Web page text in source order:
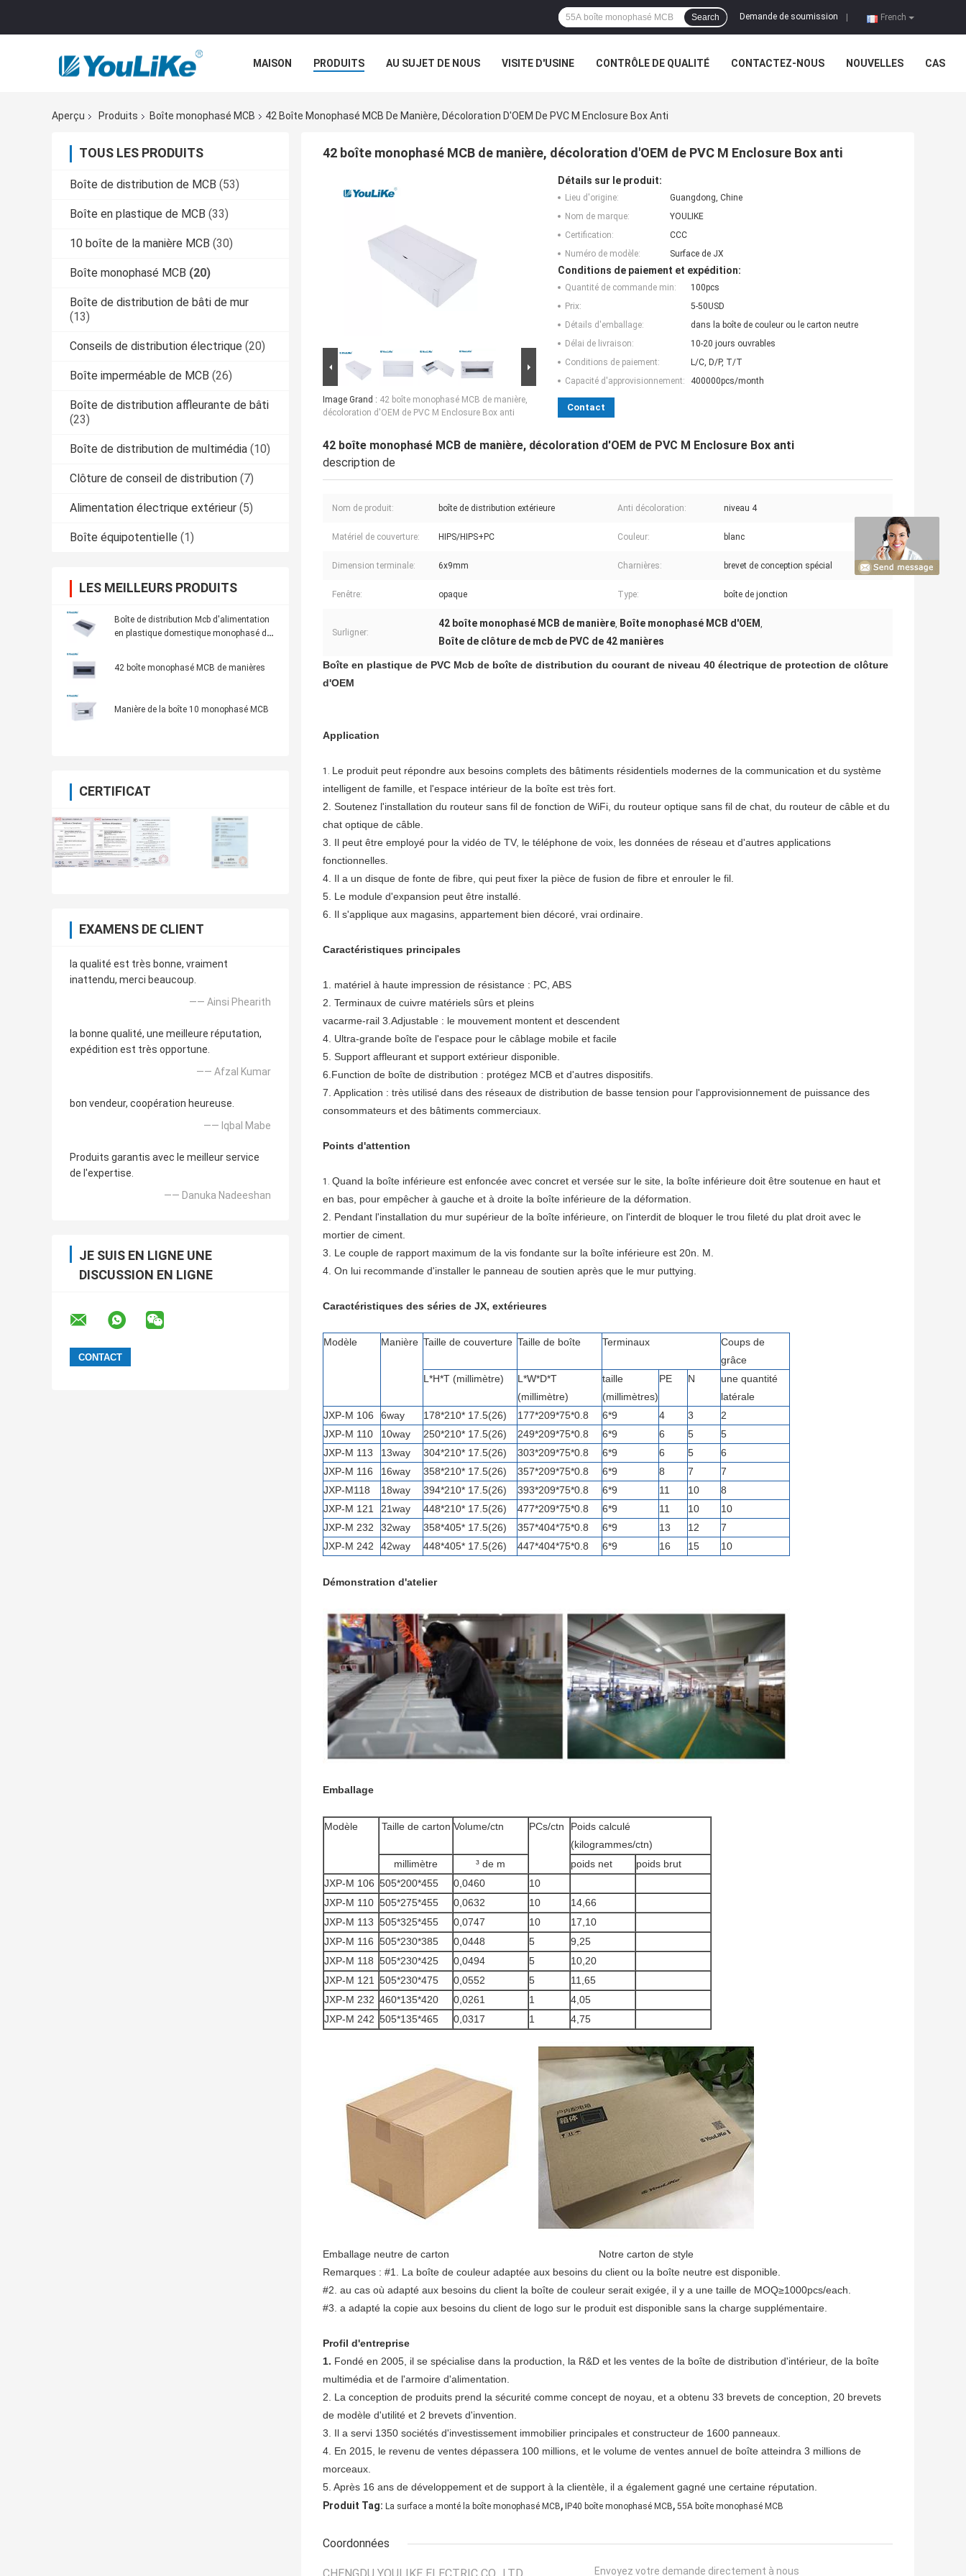
French
Demande de soumission
Search
MAISON PRODUITS AU SUJET DE NOUS VISITE D'USINE CONTRÔLE DE QUALITÉ CONTACTEZ-NOUS NOUVELLES CAS
Aperçu Produits Boîte monophasé MCB 42 Boîte Monophasé MCB De Manière, Décoloration D'OEM De PVC M Enclosure Box Anti
TOUS LES PRODUITS
Boîte de distribution de MCB (53)
Boîte en plastique de MCB (33)
10 boîte de la manière MCB (30)
Boîte monophasé MCB (20)
Boîte de distribution de bâti de mur
(13)
Conseils de distribution électrique (20)
Boîte imperméable de MCB (26)
Boîte de distribution affleurante de bâti
(23)
Boîte de distribution de multimédia (10)
Clôture de conseil de distribution (7)
Alimentation électrique extérieur (5)
Boîte équipotentielle (1)
LES MEILLEURS PRODUITS
Boîte de distribution Mcb d'alimentation
en plastique domestique monophasé de
42 boîte monophasé MCB de manières
Manière de la boîte 10 monophasé MCB
CERTIFICAT
EXAMENS DE CLIENT
la qualité est très bonne, vraiment
inattendu, merci beaucoup.
—— Ainsi Phearith
la bonne qualité, une meilleure réputation,
expédition est très opportune.
—— Afzal Kumar
bon vendeur, coopération heureuse.
—— Iqbal Mabe
Produits garantis avec le meilleur service
de l'expertise.
—— Danuka Nadeeshan
JE SUIS EN LIGNE UNE
DISCUSSION EN LIGNE
42 boîte monophasé MCB de manière, décoloration d'OEM de PVC M Enclosure Box anti
Image Grand : 42 boîte monophasé MCB de manière,
décoloration d'OEM de PVC M Enclosure Box anti
Détails sur le produit:
Lieu d'origine:
Guangdong, Chine
Nom de marque:
YOULIKE
Certification:
CCC
Numéro de modèle:
Surface de JX
Conditions de paiement et expédition:
Quantité de commande min:
100pcs
Prix:
5-50USD
Détails d'emballage:
dans la boîte de couleur ou le carton neutre
Délai de livraison:
10-20 jours ouvrables
Conditions de paiement:
L/C, D/P, T/T
Capacité d'approvisionnement:
400000pcs/month
Contact
42 boîte monophasé MCB de manière, décoloration d'OEM de PVC M Enclosure Box anti
description de
Nom de produit: boîte de distribution extérieure Anti décoloration: niveau 4
Matériel de couverture: HIPS/HIPS+PC Couleur: blanc
Dimension terminale: 6x9mm Charnières: brevet de conception spécial
Fenêtre: opaque Type: boîte de jonction
Surligner:
42 boîte monophasé MCB de manière, Boîte monophasé MCB d'OEM ,
Boîte de clôture de mcb de PVC de 42 manières
Boîte en plastique de PVC Mcb de boîte de distribution du courant de niveau 40 électrique de protection de clôture
d'OEM
Application
1. Le produit peut répondre aux besoins complets des bâtiments résidentiels modernes de la communication et du système
intelligent de famille, et l'espace intérieur de la boîte est très fort.
2. Soutenez l'installation du routeur sans fil de fonction de WiFi, du routeur optique sans fil de chat, du routeur de câble et du
chat optique de câble.
3. Il peut être employé pour la vidéo de TV, le téléphone de voix, les données de réseau et d'autres applications
fonctionnelles.
4. Il a un disque de fonte de fibre, qui peut fixer la pièce de fusion de fibre et enrouler le fil.
5. Le module d'expansion peut être installé.
6. Il s'applique aux magasins, appartement bien décoré, vrai ordinaire.
Caractéristiques principales
1. matériel à haute impression de résistance : PC, ABS
2. Terminaux de cuivre matériels sûrs et pleins
vacarme-rail 3.Adjustable : le mouvement montent et descendent
4. Ultra-grande boîte de l'espace pour le câblage mobile et facile
5. Support affleurant et support extérieur disponible.
6.Function de boîte de distribution : protégez MCB et d'autres dispositifs.
7. Application : très utilisé dans des réseaux de distribution de basse tension pour l'approvisionnement de puissance des
consommateurs et des bâtiments commerciaux.
Points d'attention
1. Quand la boîte inférieure est enfoncée avec concret et versée sur le site, la boîte inférieure doit être soutenue en haut et
en bas, pour empêcher à gauche et à droite la boîte inférieure de la déformation.
2. Pendant l'installation du mur supérieur de la boîte inférieure, on l'interdit de bloquer le trou fileté du plat droit avec le
mortier de ciment.
3. Le couple de rapport maximum de la vis fondante sur la boîte inférieure est 20n. M.
4. On lui recommande d'installer le panneau de soutien après que le mur puttying.
Caractéristiques des séries de JX, extérieures
Modèle Manière Taille de couverture Taille de boîte Terminaux
Coups de
grâce
L*H*T (millimètre)
L*W*D*T
(millimètre)
taille
(millimètres)
PE N
une quantité
latérale
JXP-M 106
6way 178*210* 17.5(26) 177*209*75*0.8 6*9 4 3
2
JXP-M 110
10way 250*210* 17.5(26) 249*209*75*0.8 6*9 6 5
5
JXP-M 113
13way 304*210* 17.5(26) 303*209*75*0.8 6*9 6 5
6
JXP-M 116
16way 358*210* 17.5(26) 357*209*75*0.8 6*9 8 7
7
JXP-M118
18way 394*210* 17.5(26) 393*209*75*0.8 6*9 11 10
8
JXP-M 121
21way 448*210* 17.5(26) 477*209*75*0.8 6*9 11 10
10
JXP-M 232
32way 358*405* 17.5(26) 357*404*75*0.8 6*9 13 12
7
JXP-M 242
42way 448*405* 17.5(26) 447*404*75*0.8 6*9 16 15 10
Démonstration d'atelier
Emballage
Modèle Taille de carton Volume/ctn PCs/ctn
Poids calculé
(kilogrammes/ctn)
millimètre
³ de m poids net
poids brut
JXP-M 106 505*200*455 0,0460
10
JXP-M 110 505*275*455 0,0632 10
14,66
JXP-M 113 505*325*455 0,0747 10
17,10
JXP-M 116 505*230*385 0,0448 5
9,25
JXP-M 118 505*230*425 0,0494 5
10,20
JXP-M 121 505*230*475 0,0552 5
11,65
JXP-M 232 460*135*420 0,0261 1
4,05
JXP-M 242 505*135*465 0,0317 1 4,75
Emballage neutre de carton Notre carton de style
Remarques : #1. La boîte de couleur adaptée aux besoins du client ou la boîte neutre est disponible.
#2. au cas où adapté aux besoins du client la boîte de couleur serait exigée, il y a une taille de MOQ≥1000pcs/each.
#3. a adapté la copie aux besoins du client de logo sur le produit est disponible sans la charge supplémentaire.
Profil d'entreprise
1. Fondé en 2005, il se spécialise dans la production, la R&D et les ventes de la boîte de distribution d'intérieur, de la boîte
multimédia et de l'armoire d'alimentation.
2. La conception de produits prend la sécurité comme concept de noyau, et a obtenu 33 brevets de conception, 20 brevets
de modèle d'utilité et 2 brevets d'invention.
3. Il a servi 1350 sociétés d'investissement immobilier principales et constructeur de 1600 panneaux.
4. En 2015, le revenu de ventes dépassera 100 millions, et le volume de ventes annuel de boîte atteindra 3 millions de
morceaux.
5. Après 16 ans de développement et de support à la clientèle, il a également gagné une certaine réputation.
Produit Tag: La surface a monté la boîte monophasé MCB, IP40 boîte monophasé MCB, 55A boîte monophasé MCB
Coordonnées
Envoyez votre demande directement à nous